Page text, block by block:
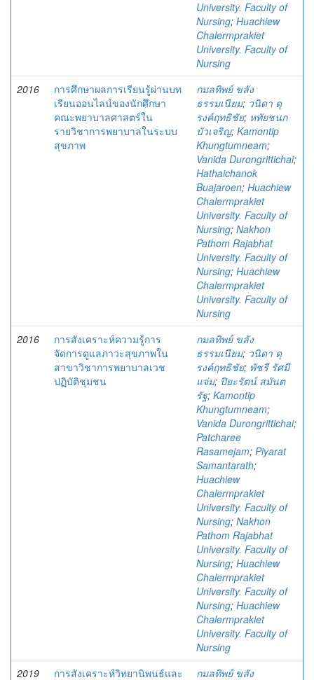
University. Faculty of
Nursing; Huachiew
Chalermprakiet
University. Faculty of
Nursing
2016
การศึกษาผลการเรียนรู้ผ่านบท
เรียนออนไลน์ของนักศึกษา
คณะพยาบาลศาสตร์ใน
รายวิชาการพยาบาลในระบบ
สุขภาพ
กมลทิพย์ ขลัง
ธรรมเนียม; วนิดา ดุ
รงค์ฤทธิชัย; หทัยชนก
บัวเจริญ; Kamontip
Khungtumneam;
Vanida Durongrittichai;
Hathaichanok
Buajaroen; Huachiew
Chalermprakiet
University. Faculty of
Nursing; Nakhon
Pathom Rajabhat
University. Faculty of
Nursing; Huachiew
Chalermprakiet
University. Faculty of
Nursing
2016
การสังเคราะห์ความรู้การ
จัดการดูแลภาวะสุขภาพใน
สาขาวิชาการพยาบาลเวช
ปฏิบัติชุมชน
กมลทิพย์ ขลัง
ธรรมเนียม; วนิดา ดุ
รงค์ฤทธิชัย; พัชรี รัศมี
แจ่ม; ปิยะรัตน์ สมันต
รัฐ; Kamontip
Khungtumneam;
Vanida Durongrittichai;
Patcharee
Rasamejam; Piyarat
Samantarath;
Huachiew
Chalermprakiet
University. Faculty of
Nursing; Nakhon
Pathom Rajabhat
University. Faculty of
Nursing; Huachiew
Chalermprakiet
University. Faculty of
Nursing; Huachiew
Chalermprakiet
University. Faculty of
Nursing
2019
การสังเคราะห์วิทยานิพนธ์และ กมลทิพย์ ขลัง